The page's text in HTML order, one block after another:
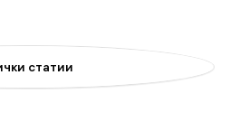
статии